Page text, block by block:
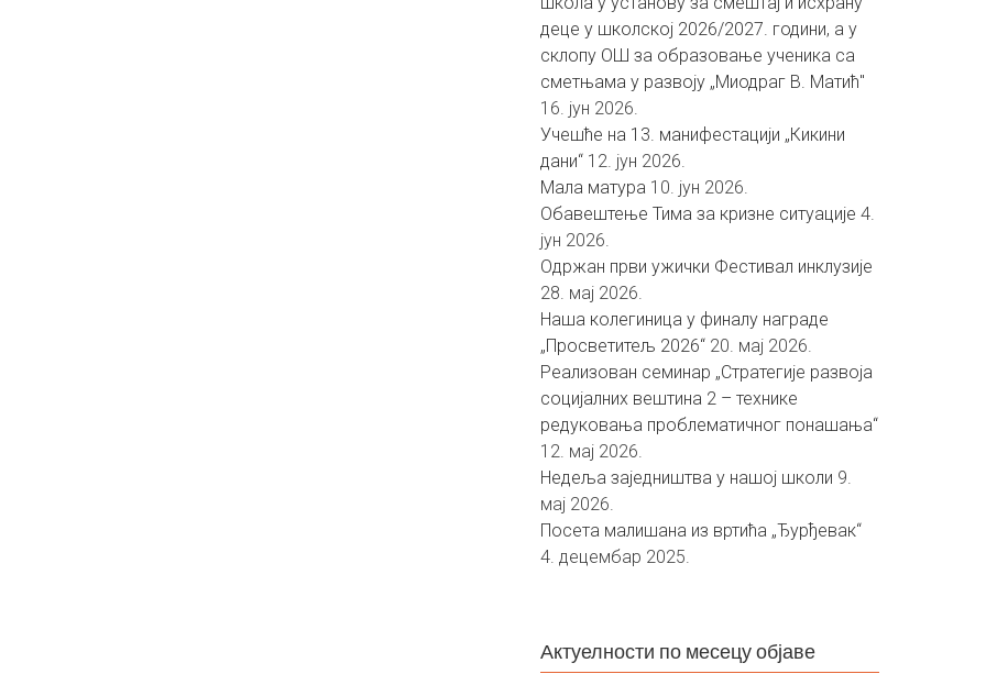
деце у школској 2026/2027. години, а у
склопу ОШ за образовање ученика са
сметњама у развоју „Миодраг В. Матић″
16. јун 2026.
Учешће на 13. манифестацији „Кикини
дани“ 12. јун 2026.
Мала матура 10. јун 2026.
Обавештење Тима за кризне ситуације 4.
јун 2026.
Одржан први ужички Фестивал инклузије
28. мај 2026.
Наша колегиница у финалу награде
„Просветитељ 2026“ 20. мај 2026.
Реализован семинар „Стратегије развоја
социјалних вештина 2 – технике
редуковања проблематичног понашања“
12. мај 2026.
Недеља заједништва у нашој школи 9.
мај 2026.
Посета малишана из вртића „Ђурђевак“
4. децембар 2025.
Актуелности по месецу објаве